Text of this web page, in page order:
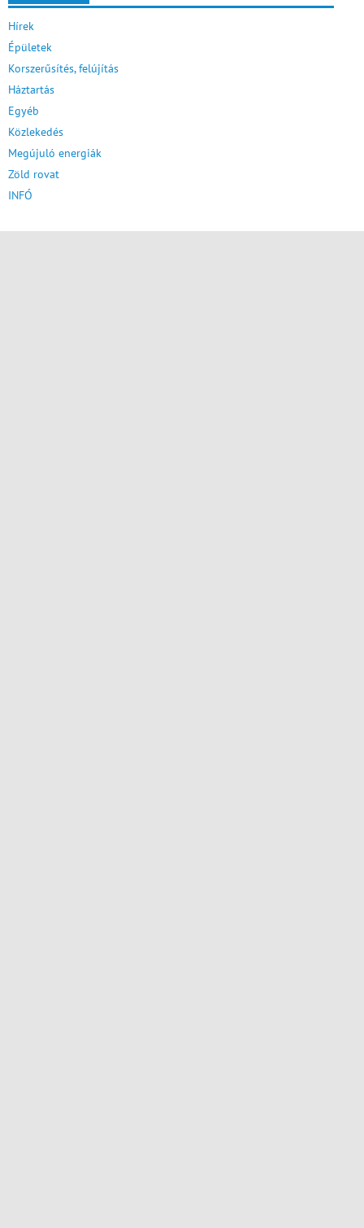
Hírek
Épületek
Korszerűsítés, felújítás
Háztartás
Egyéb
Közlekedés
Megújuló energiák
Zöld rovat
INFÓ